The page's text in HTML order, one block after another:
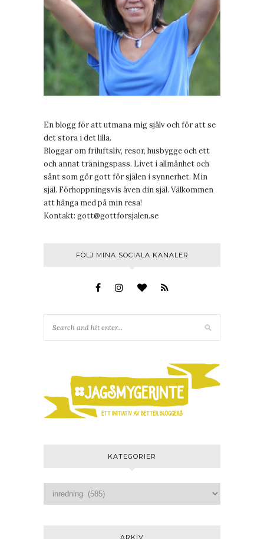
En blogg för att utmana mig själv och för att se
det stora i det lilla.
Bloggar om friluftsliv, resor, husbygge och ett
och annat träningspass. Livet i allmänhet och
sånt som gör gott för själen i synnerhet. Min
själ. Förhoppningsvis även din själ. Välkommen
att hänga med på min resa!
Kontakt: gott@gottforsjalen.se
FÖLJ MINA SOCIALA KANALER
KATEGORIER
ARKIV